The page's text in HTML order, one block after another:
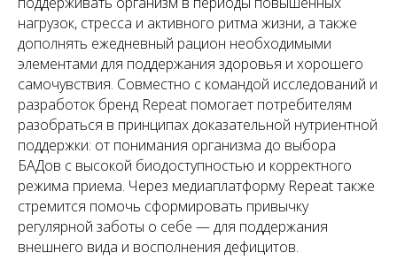
нагрузок, стресса и активного ритма жизни, а также
дополнять ежедневный рацион необходимыми
элементами для поддержания здоровья и хорошего
самочувствия. Совместно с командой исследований и
разработок бренд Repeat помогает потребителям
разобраться в принципах доказательной нутриентной
поддержки: от понимания организма до выбора
БАДов с высокой биодоступностью и корректного
режима приема. Через медиаплатформу Repeat также
стремится помочь сформировать привычку
регулярной заботы о себе — для поддержания
внешнего вида и восполнения дефицитов.